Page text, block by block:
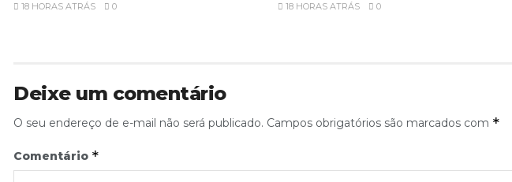
18 HORAS ATRÁS 0 18 HORAS ATRÁS 0
Deixe um comentário
O seu endereço de e-mail não será publicado. Campos obrigatórios são marcados com *
Comentário *